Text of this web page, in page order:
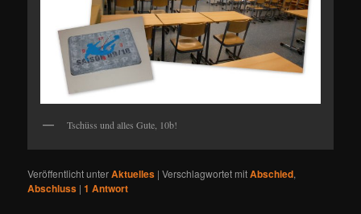
Tschüss und alles Gute, 10b!
Veröffentlicht unterAktuelles |Verschlagwortet mitAbschied,
Abschluss |1 Antwort